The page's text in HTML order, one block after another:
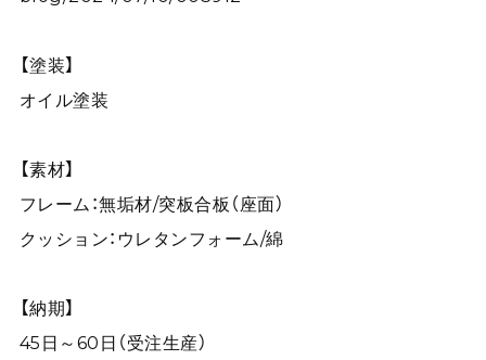
【塗装】
オイル塗装
【素材】
フレーム：無垢材/突板合板（座面）
クッション：ウレタンフォーム/綿
【納期】
45日～60日（受注生産）